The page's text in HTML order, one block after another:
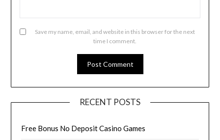
Save my name, email, and website in this browser for the next
time I comment.
RECENT POSTS
Free Bonus No Deposit Casino Games